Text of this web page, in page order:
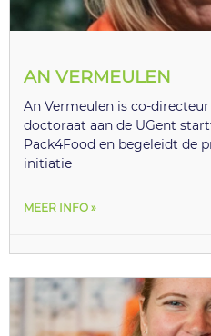
AN VERMEULEN
An Vermeulen is co-
doctoraat aan de UGent
Pack4Food en begeleidt de
initiatie
MEER INFO »